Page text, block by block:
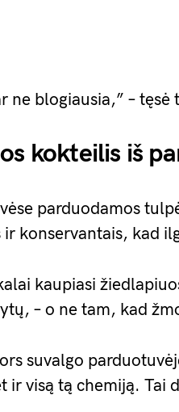
ne blogiausia,” – tęsė
kokteilis iš
parduodamos
ir konservantais, kad
kaupiasi
– o ne tam, kad
suvalgo
ir visą tą chemiją. Tai